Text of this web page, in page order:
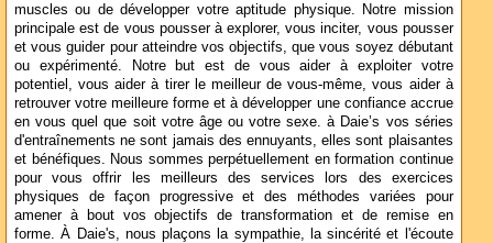
muscles ou de développer votre aptitude physique. Notre mission
principale est de vous pousser à explorer, vous inciter, vous pousser
et vous guider pour atteindre vos objectifs, que vous soyez débutant
ou expérimenté. Notre but est de vous aider à exploiter votre
potentiel, vous aider à tirer le meilleur de vous-même, vous aider à
retrouver votre meilleure forme et à développer une confiance accrue
en vous quel que soit votre âge ou votre sexe. à Daie’s vos séries
d'entraînements ne sont jamais des ennuyants, elles sont plaisantes
et bénéfiques. Nous sommes perpétuellement en formation continue
pour vous offrir les meilleurs des services lors des exercices
physiques de façon progressive et des méthodes variées pour
amener à bout vos objectifs de transformation et de remise en
forme. À Daie's, nous plaçons la sympathie, la sincérité et l'écoute